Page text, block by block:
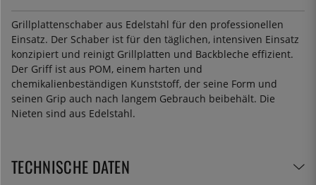
Grillplattenschaber aus Edelstahl für den professionellen
Einsatz. Der Schaber ist für den täglichen, intensiven Einsatz
konzipiert und reinigt Grillplatten und Backbleche effizient.
Der Griff ist aus POM, einem harten und
chemikalienbeständigen Kunststoff, der seine Form und
seinen Grip auch nach langem Gebrauch beibehält. Die
Nieten sind aus Edelstahl.
TECHNISCHE DATEN